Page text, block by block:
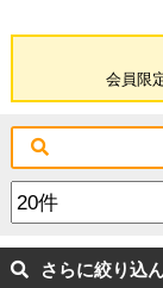
会員限
さらに絞り込